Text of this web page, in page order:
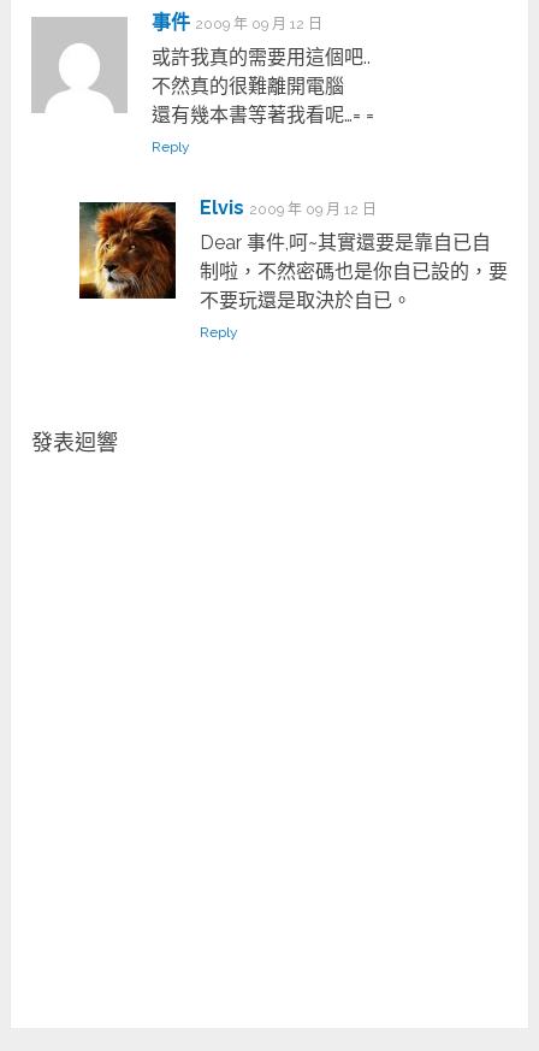
事件 2009 年 09 月 12 日
或許我真的需要用這個吧..
不然真的很難離開電腦
還有幾本書等著我看呢…= =
Reply
Elvis 2009 年 09 月 12 日
Dear 事件,呵~其實還要是靠自已自
制啦，不然密碼也是你自已設的，要
不要玩還是取決於自已。
Reply
發表迴響